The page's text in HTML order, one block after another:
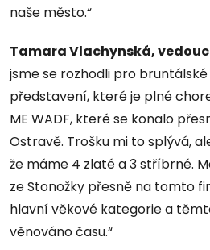
naše město.“
Tamara Vlachynská,
jsme se rozhodli pro
představení, které je plné
ME WADF, které se konalo
Ostravě. Trošku mi to splývá,
že máme 4 zlaté a 3 stříbrné.
ze Stonožky přesně na tomto
hlavní věkové kategorie a
věnováno času.“